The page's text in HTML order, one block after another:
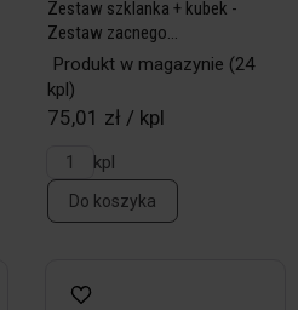
Zestaw szklanka + kubek -
Zestaw zacnego...
Produkt w magazynie (24
kpl)
75,01 zł / kpl
kpl
Do koszyka